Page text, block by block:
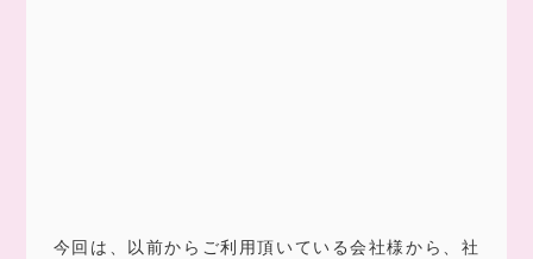
今回は、以前からご利用頂いている会社様から、社